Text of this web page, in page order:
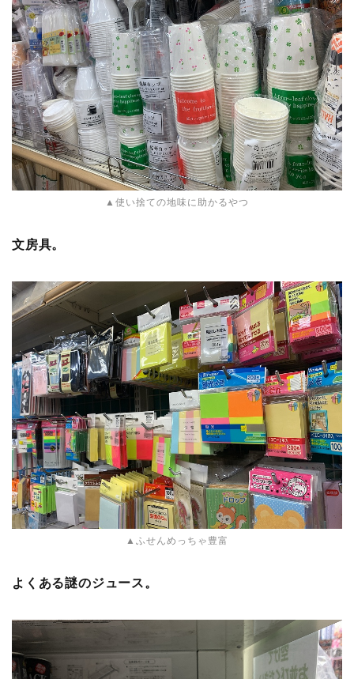
▲使い捨ての地味に助かるやつ
文房具。
▲ふせんめっちゃ豊富
よくある謎のジュース。